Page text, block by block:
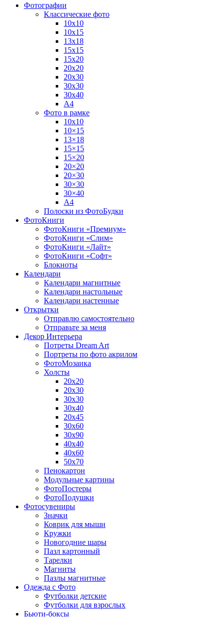
Фотографии
Классические фото
10х10
10х15
13х18
15х15
15х20
20х20
20х30
30х30
30х40
А4
Фото в рамке
10х10
10×15
13×18
15×15
15×20
20×20
20×30
30×30
30×40
A4
Полоски из ФотоБудки
ФотоКниги
ФотоКниги «Премиум»
ФотоКниги «Слим»
ФотоКниги «Лайт»
ФотоКниги «Софт»
Блокноты
Календари
Календари магнитные
Календари настольные
Календари настенные
Открытки
Отправлю самостоятельно
Отправьте за меня
Декор Интерьера
Потреты Dream Art
Портреты по фото акрилом
ФотоМозаика
Холсты
20х20
20х30
30х30
30х40
20х45
30х60
30х90
40х40
40х60
50х70
Пенокартон
Модульные картины
ФотоПостеры
ФотоПодушки
Фотоcувениры
Значки
Коврик для мыши
Кружки
Новогодние шары
Пазл картонный
Тарелки
Магниты
Пазлы магнитные
Одежда с Фото
Футболки детские
Футболки для взрослых
Бьюти-боксы